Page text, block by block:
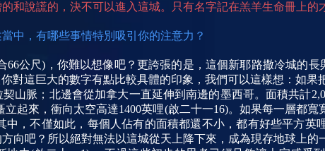
和說謊的，決不可以進入這城。只有名字記在羔羊生命冊上的
中，有哪些事情特別吸引你的注意力？
66公尺)，你難以想像吧？更誇張的是，這個新耶路撒冷城的長
對這巨大的數字有點比較具體的印象，我們可以這樣想：如
山脈；北邊會從加拿大一直延伸到南邊的墨西哥。面積共計2,
起來，衝向太空高達1400英哩(啟二十一16)。如果每一層都寬
中，不僅如此，每個人佔有的面積都還不小，都有好些平方英
向吧？所以絕對無法以這城從天上降下來，成為現存地球上的